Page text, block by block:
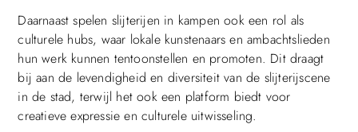
Daarnaast spelen slijterijen in kampen ook een rol als
culturele hubs, waar lokale kunstenaars en ambachtslieden
hun werk kunnen tentoonstellen en promoten. Dit draagt
bij aan de levendigheid en diversiteit van de slijterijscene
in de stad, terwijl het ook een platform biedt voor
creatieve expressie en culturele uitwisseling.